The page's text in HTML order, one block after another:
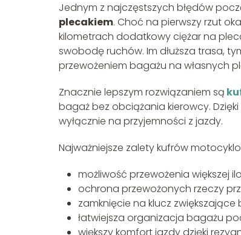
Jednym z najczęstszych błędów
plecakiem. Choć na pierwszy rzut
kilometrach dodatkowy ciężar na
swobodę ruchów. Im dłuższa trasa,
przewożeniem bagażu na własnych
Znacznie lepszym rozwiązaniem są
bagaż bez obciążania kierowcy.
wyłącznie na przyjemności z jazdy.
Najważniejsze zalety kufrów
możliwość przewożenia większej
ochrona przewożonych rzeczy
zamknięcie na klucz
łatwiejsza organizacja bagażu